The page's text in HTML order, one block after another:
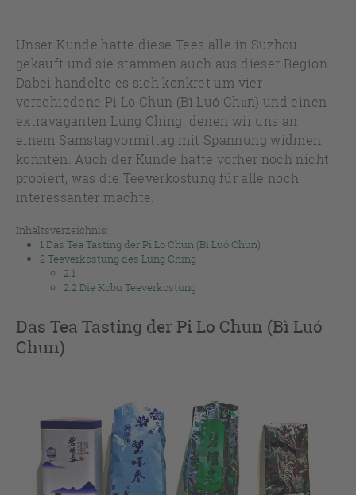
Unser Kunde hatte diese Tees alle in Suzhou
gekauft und sie stammen auch aus dieser Region.
Dabei handelte es sich konkret um vier
verschiedene Pi Lo Chun (Bì Luó Chūn) und einen
extravaganten Lung Ching, denen wir uns an
einem Samstagvormittag mit Spannung widmen
konnten. Auch der Kunde hatte vorher noch nicht
probiert, was die Teeverkostung für alle noch
interessanter machte.
Inhaltsverzeichnis:
1Das Tea Tasting der Pi Lo Chun (Bì Luó Chun)
2Teeverkostung des Lung Ching
2.1
2.2Die Kobu Teeverkostung
Das Tea Tasting der Pi Lo Chun (Bì Luó
Chun)